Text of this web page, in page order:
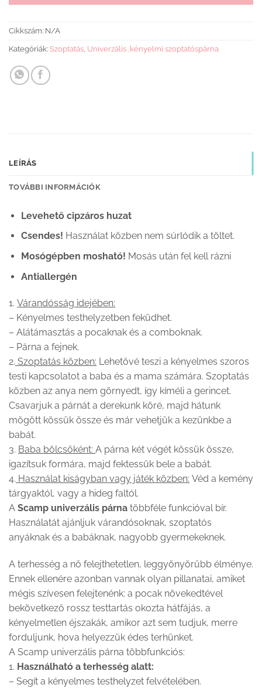
Cikkszám: N/A
Kategóriák: Szoptatás Univerzális ,kényelmi szoptatóspárna
LEÍRÁS
TOVÁBBI INFORMÁCIÓK
Levehető cipzáros huzat
Csendes! Használat közben nem súrlódik a töltet.
Mosógépben mosható! Mosás után fel kell rázni
Antiallergén
1. Várandósság idejében:
– Kényelmes testhelyzetben feküdhet.
– Alátámasztás a pocaknak és a comboknak.
– Párna a fejnek.
2. Szoptatás közben: Lehetővé teszi a kényelmes szoros
testi kapcsolatot a baba és a mama számára. Szoptatás
közben az anya nem görnyedt, így kíméli a gerincet.
Csavarjuk a párnát a derekunk köré, majd hátunk
mögött kössük össze és már vehetjük a kezünkbe a
babát.
3. Baba bölcsőként: A párna két végét kössük össze,
igazítsuk formára, majd fektessük bele a babát.
4. Használat kiságyban vagy játék közben: Véd a kemény
tárgyaktól, vagy a hideg faltól.
A Scamp univerzális párna többféle funkcióval bír.
Használatát ajánljuk várandósoknak, szoptatós
anyáknak és a babáknak, nagyobb gyermekeknek.
A terhesség a nő felejthetetlen, leggyönyörűbb élménye.
Ennek ellenére azonban vannak olyan pillanatai, amiket
mégis szívesen felejtenénk: a pocak növekedtével
bekövetkező rossz testtartás okozta hátfájás, a
kényelmetlen éjszakák, amikor azt sem tudjuk, merre
forduljunk, hova helyezzük édes terhünket.
A Scamp univerzális párna többfunkciós:
1. Használható a terhesség alatt:
– Segít a kényelmes testhelyzet felvételében.